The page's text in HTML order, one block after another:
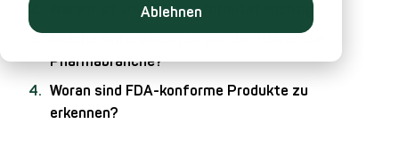
Ablehnen
Warum ist US FDA-Konformität wichtig?
Welche Anforderungen hat die FDA an die
Pharmabranche?
Woran sind FDA-konforme Produkte zu
erkennen?